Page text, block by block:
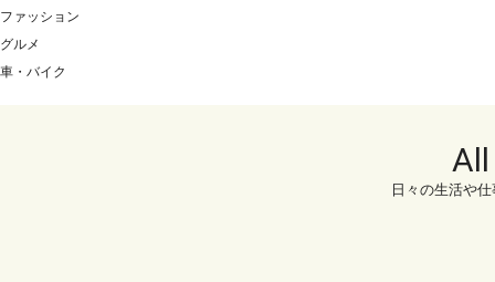
ファッション
グルメ
車・バイク
日々の生活や